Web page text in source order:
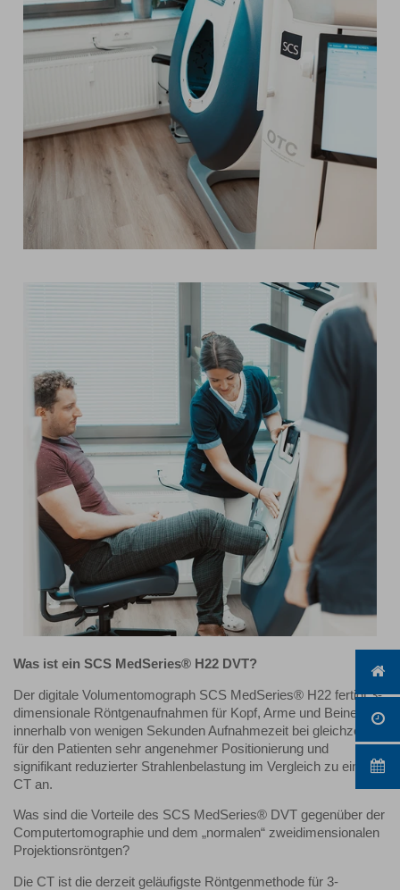
Was ist ein SCS MedSeries® H22 DVT?
Der digitale Volumentomograph SCS MedSeries® H22 fertigt 3-
dimensionale Röntgenaufnahmen für Kopf, Arme und Beine
innerhalb von wenigen Sekunden Aufnahmezeit bei gleichzeitig
für den Patienten sehr angenehmer Positionierung und
signifikant reduzierter Strahlenbelastung im Vergleich zu einem
CT an.
Was sind die Vorteile des SCS MedSeries® DVT gegenüber der
Computertomographie und dem „normalen“ zweidimensionalen
Projektionsröntgen?
Die CT ist die derzeit geläufigste Röntgenmethode für 3-